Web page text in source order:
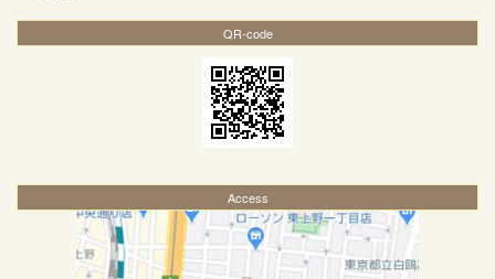
QR-code
Access